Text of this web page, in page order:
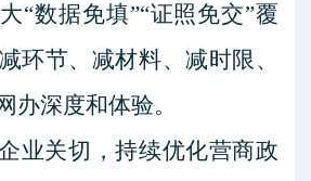
“数据免填”“证照免交”覆
环节、减材料、减时限、
办深度和体验。
业关切，持续优化营商政